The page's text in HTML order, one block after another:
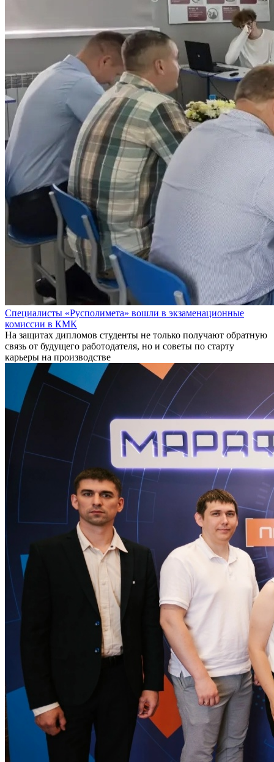
Специалисты «Русполимета» вошли в экзаменационные
комиссии в КМК
На защитах дипломов студенты не только получают обратную
связь от будущего работодателя, но и советы по старту
карьеры на производстве